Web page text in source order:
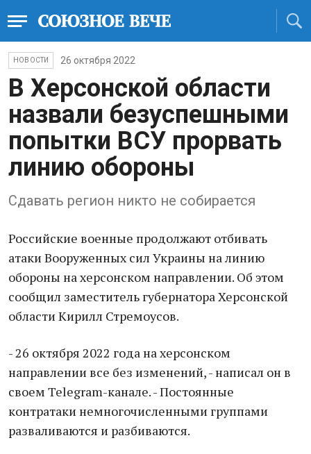
НОВОСТИ 26 октября 2022
В Херсонской области
назвали безуспешными
попытки ВСУ прорвать
линию обороны
Сдавать регион никто не собирается
Российские военные продолжают отбивать
атаки Вооруженных сил Украины на линию
обороны на херсонском направлении. Об этом
сообщил заместитель губернатора Херсонской
области Кирилл Стремоусов.
- 26 октября 2022 года на херсонском
направлении все без изменений, - написал он в
своем Telegram-канале. - Постоянные
контратаки немногочисленными группами
разваливаются и разбиваются.